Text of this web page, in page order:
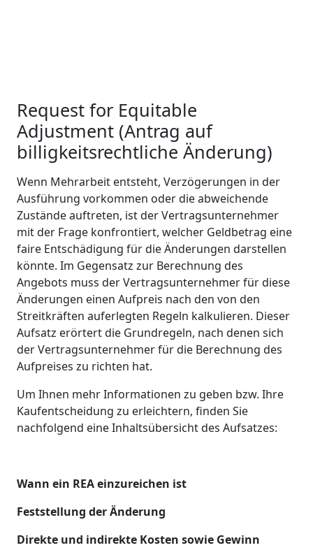
Request for Equitable
Adjustment (Antrag auf
billigkeitsrechtliche Änderung)
Wenn Mehrarbeit entsteht, Verzögerungen in der
Ausführung vorkommen oder die abweichende
Zustände auftreten, ist der Vertragsunternehmer
mit der Frage konfrontiert, welcher Geldbetrag eine
faire Entschädigung für die Änderungen darstellen
könnte. Im Gegensatz zur Berechnung des
Angebots muss der Vertragsunternehmer für diese
Änderungen einen Aufpreis nach den von den
Streitkräften auferlegten Regeln kalkulieren. Dieser
Aufsatz erörtert die Grundregeln, nach denen sich
der Vertragsunternehmer für die Berechnung des
Aufpreises zu richten hat.
Um Ihnen mehr Informationen zu geben bzw. Ihre
Kaufentscheidung zu erleichtern, finden Sie
nachfolgend eine Inhaltsübersicht des Aufsatzes:
Wann ein REA einzureichen ist
Feststellung der Änderung
Direkte und indirekte Kosten sowie Gewinn